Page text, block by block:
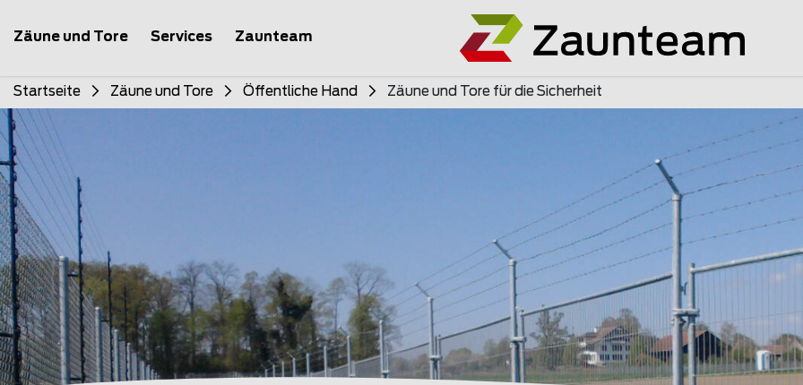
Zäune und Tore Services Zaunteam
Startseite Zäune und Tore Öffentliche Hand Zäune und Tore für die Sicherheit